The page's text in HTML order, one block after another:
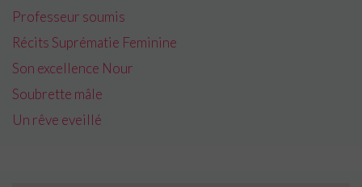
Professeur soumis
Récits Suprématie Feminine
Son excellence Nour
Soubrette mâle
Un rêve eveillé